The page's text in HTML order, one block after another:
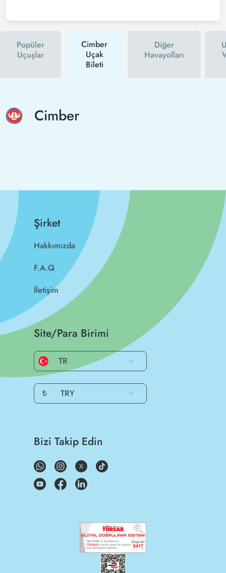
Popüler
Uçuşlar
Cimber
Uçak
Bileti
Diğer
Havayolları
Cimber
Şirket
Hakkımızda
F.A.Q
İletişim
Site/Para Birimi
TR
₺ TRY
Bizi Takip Edin